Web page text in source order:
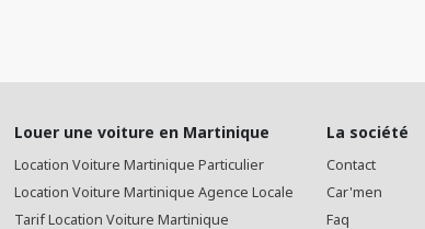
Louer une voiture en Martinique
Location Voiture Martinique Particulier
Location Voiture Martinique Agence Locale
Tarif Location Voiture Martinique
La société
Contact
Car'men
Faq